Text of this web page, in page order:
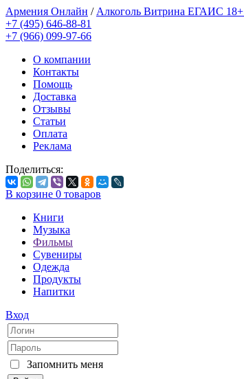
Армения Онлайн / Алкоголь Витрина ЕГАИС 18+
+7 (495) 646-88-81
+7 (966) 099-97-66
О компании
Контакты
Помощь
Доставка
Отзывы
Статьи
Оплата
Реклама
Поделиться:
В корзине 0 товаров
Книги
Музыка
Фильмы
Сувениры
Одежда
Продукты
Напитки
Вход
Запомнить меня